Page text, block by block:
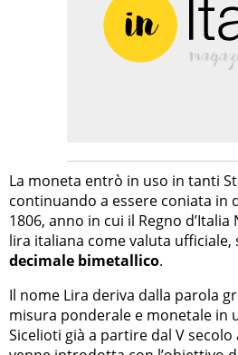
La moneta entrò in uso in tanti
continuando a essere coniata in
1806, anno in cui il Regno
lira italiana come valuta ufficiale,
decimale bimetallico.
Il nome Lira deriva dalla parola
misura ponderale e monetale in
Sicelioti già a partire dal V